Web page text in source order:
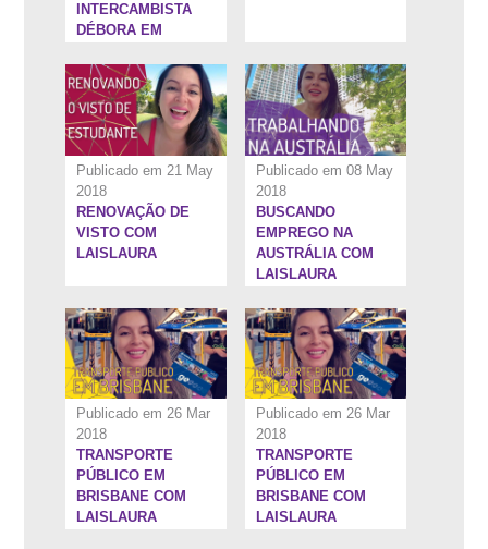
INTERCAMBISTA
DÉBORA EM
Publicado em 21 May
2018
RENOVAÇÃO DE
VISTO COM
LAISLAURA
Publicado em 08 May
2018
BUSCANDO
EMPREGO NA
AUSTRÁLIA COM
LAISLAURA
Publicado em 26 Mar
2018
TRANSPORTE
PÚBLICO EM
BRISBANE COM
LAISLAURA
Publicado em 26 Mar
2018
TRANSPORTE
PÚBLICO EM
BRISBANE COM
LAISLAURA